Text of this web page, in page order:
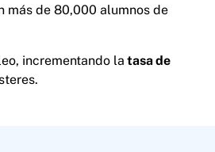
más de 80,000 alumnos de
incrementando la tasa de